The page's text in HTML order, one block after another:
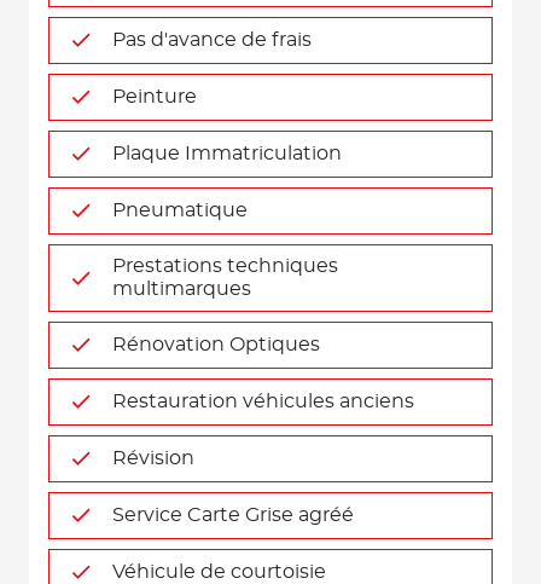
Pas d'avance de frais
Peinture
Plaque Immatriculation
Pneumatique
Prestations techniques
multimarques
Rénovation Optiques
Restauration véhicules anciens
Révision
Service Carte Grise agréé
Véhicule de courtoisie